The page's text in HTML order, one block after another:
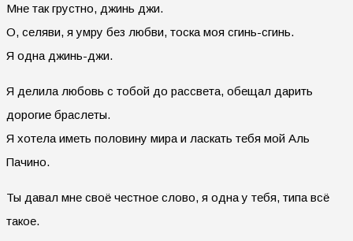
Мне так грустно, джинь джи.
О, селяви, я умру без любви, тоска моя сгинь-сгинь.
Я одна джинь-джи.
Я делила любовь с тобой до рассвета, обещал дарить
дорогие браслеты.
Я хотела иметь половину мира и ласкать тебя мой Аль
Пачино.
Ты давал мне своё честное слово, я одна у тебя, типа всё
такое.